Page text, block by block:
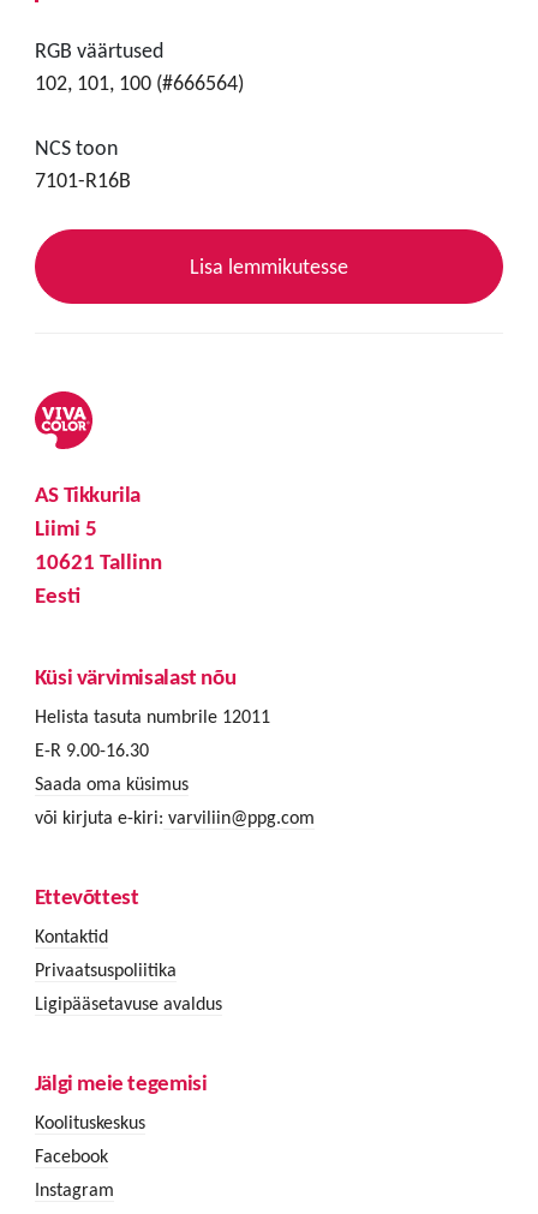
RGB väärtused
102, 101, 100 (#666564)
NCS toon
7101-R16B
Lisa lemmikutesse
AS Tikkurila
Liimi 5
10621 Tallinn
Eesti
Küsi värvimisalast nõu
Helista tasuta numbrile 12011
E-R 9.00-16.30
Saada oma küsimus
või kirjuta e-kiri: varviliin@ppg.com
Ettevõttest
Kontaktid
Privaatsuspoliitika
Ligipääsetavuse avaldus
Jälgi meie tegemisi
Koolituskeskus
Facebook
Instagram